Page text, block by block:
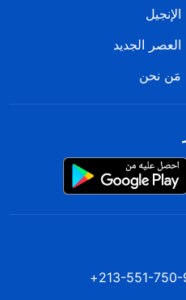
الإنجيل
العصر الجديد
مَن نحن